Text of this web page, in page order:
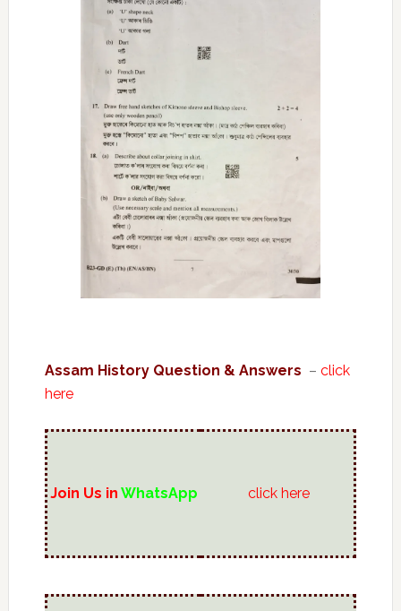
Assam History Question & Answers – click
here
Join Us in WhatsApp click here